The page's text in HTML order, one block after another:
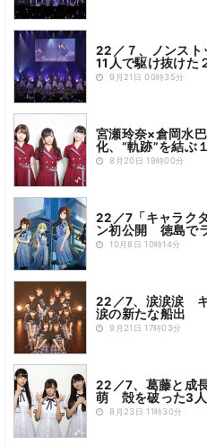
22／７、ノンス
11人で駆け抜けた
9月21日 00時35分
宮瀬玲奈×倉岡水
化、“軌跡”を結ぶ
8月20日 19時00分
22／7「キャラク
ン初公開 徳島で
10月8日 10時14分
22／7、涙涙涙
涙の新たな船出
9月21日 17時03分
22／7、葛藤と成
萌 殻を破った3人
8月23日 11時30分